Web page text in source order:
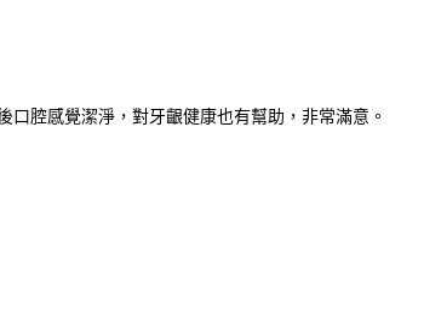
腔感覺潔淨，對牙齦健康也有幫助，非常滿意。